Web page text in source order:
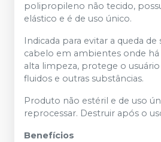
polipropileno não tecido,
elástico e é de uso único.
Indicada para evitar a queda de
cabelo em ambientes onde há
alta limpeza, protege o
fluidos e outras substâncias.
Produto não estéril e de uso
reprocessar. Destruir após o
Benefícios